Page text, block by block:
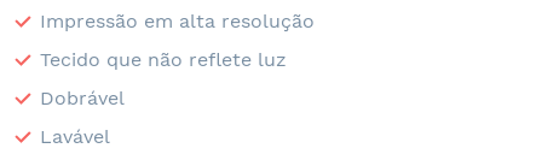
Impressão em alta resolução
Tecido que não reflete luz
Dobrável
Lavável